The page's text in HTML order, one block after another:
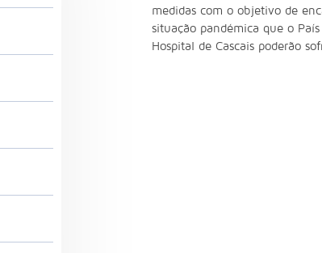
medidas com o objetivo de
situação pandémica que o
Hospital de Cascais poderão